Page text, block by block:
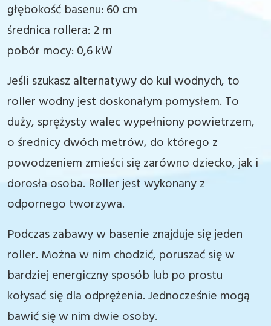
głębokość basenu: 60 cm
średnica rollera: 2 m
pobór mocy: 0,6 kW
Jeśli szukasz alternatywy do kul wodnych, to
roller wodny jest doskonałym pomysłem. To
duży, sprężysty walec wypełniony powietrzem,
o średnicy dwóch metrów, do którego z
powodzeniem zmieści się zarówno dziecko, jak i
dorosła osoba. Roller jest wykonany z
odpornego tworzywa.
Podczas zabawy w basenie znajduje się jeden
roller. Można w nim chodzić, poruszać się w
bardziej energiczny sposób lub po prostu
kołysać się dla odprężenia. Jednocześnie mogą
bawić się w nim dwie osoby.